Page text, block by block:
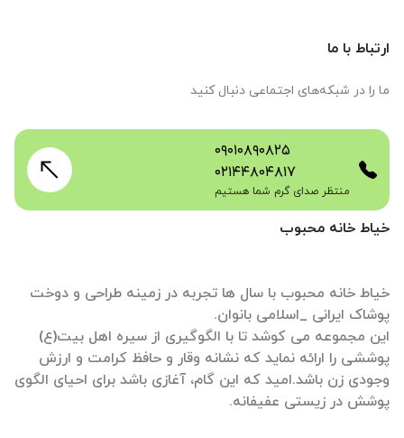
خیاط خانه محبوب
خیاط خانه محبوب با سال ها تجربه در زمینه طراحی و دوخت
این مجموعه می کوشد تا با الگوگیری از سیره اهل بیت(ع)
پوششی را ارائه نماید که نشانه وقار و حافظ کرامت و ارزش
وجودی زن باشد.امید که این گام، آغازی باشد برای احیای الگوی
پوشش در زیستی عفیفانه.
ارتباط با ما
ما را در شبکه‌های اجتماعی دنبال کنید
۰۹۰۱۰۸۹۰۸۲۵
۰۲۱۴۴۸۰۴۸۱۷
منتظر صدای گرم شما هستیم